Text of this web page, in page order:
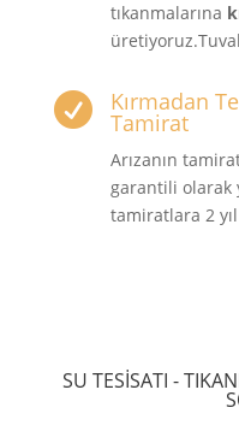
tıkanmalarına
 Kırmadan
Tamirat
Arızanın
garantili olarak
tamiratlara 2
SU TESİSATI -